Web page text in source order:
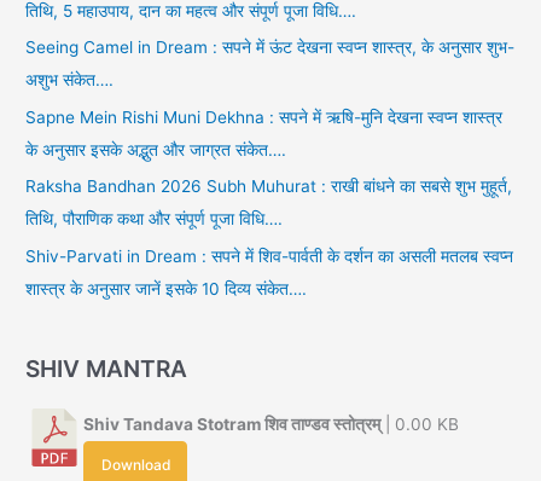
तिथि, 5 महाउपाय, दान का महत्व और संपूर्ण पूजा विधि….
Seeing Camel in Dream : सपने में ऊंट देखना स्वप्न शास्त्र, के अनुसार शुभ-
अशुभ संकेत….
Sapne Mein Rishi Muni Dekhna : सपने में ऋषि-मुनि देखना स्वप्न शास्त्र
के अनुसार इसके अद्भुत और जाग्रत संकेत….
Raksha Bandhan 2026 Subh Muhurat : राखी बांधने का सबसे शुभ मुहूर्त,
तिथि, पौराणिक कथा और संपूर्ण पूजा विधि….
Shiv-Parvati in Dream : सपने में शिव-पार्वती के दर्शन का असली मतलब स्वप्न
शास्त्र के अनुसार जानें इसके 10 दिव्य संकेत….
SHIV MANTRA
Shiv Tandava Stotram शिव ताण्डव स्तोत्रम्| 0.00 KB
Download